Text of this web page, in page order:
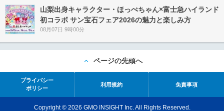
山梨出身キャラクター・ほっぺちゃん×富士急ハイランド
初コラボ サン宝石フェア2026の魅力と楽しみ方
08月07日 9時00分
ページの先頭へ
プライバシー
ポリシー
利用規約 免責事項
Copyright © 2026 GMO INSIGHT Inc. All Rights Reserved.